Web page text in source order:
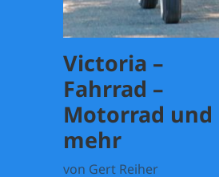
Victoria –
Fahrrad –
Motorrad und
mehr
von Gert Reiher